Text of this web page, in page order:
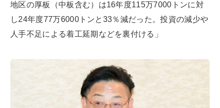
地区の厚板（中板含む）は16年度115万7000トンに対
し24年度77万6000トンと33％減だった。投資の減少や
人手不足による着工延期などを裏付ける」